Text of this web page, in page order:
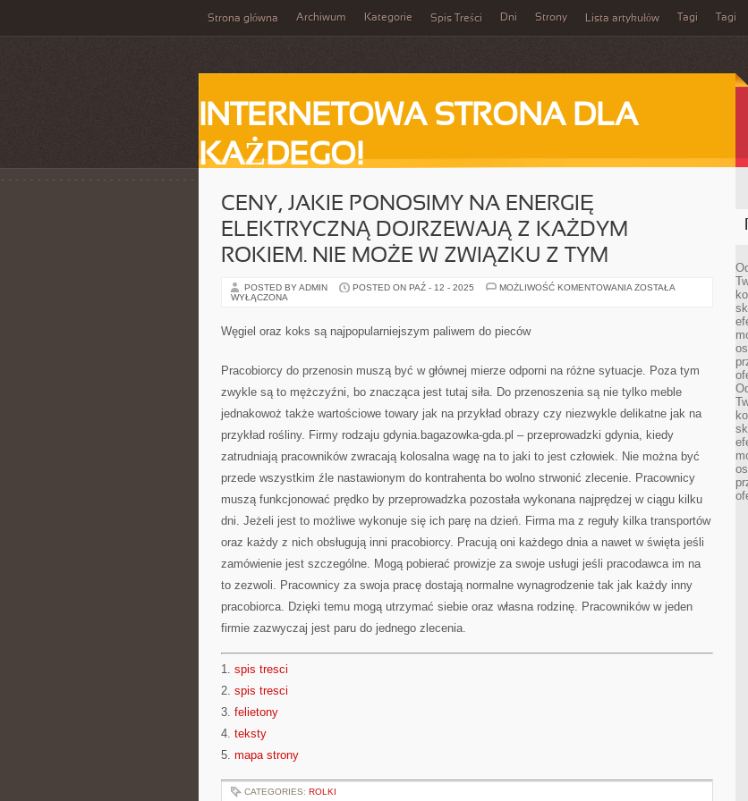
Strona główna Archiwum Kategorie Spis Treści Dni Strony Lista artykułów Tagi Tagi
INTERNETOWA STRONA DLA
KAŻDEGO!
CENY, JAKIE PONOSIMY NA ENERGIĘ
ELEKTRYCZNĄ DOJRZEWAJĄ Z KAŻDYM
ROKIEM. NIE MOŻE W ZWIĄZKU Z TYM
POSTED BY ADMIN POSTED ON PAŹ - 12 - 2025 MOŻLIWOŚĆ KOMENTOWANIA CENY,
KAŻDYM
ROKIEM.
MOŻE
ZWIĄZKU
TYM
ZOSTAŁA
WYŁĄCZONA
Węgiel oraz koks są najpopularniejszym paliwem do pieców
Pracobiorcy do przenosin muszą być w głównej mierze odporni na różne sytuacje. Poza tym
zwykle są to mężczyźni, bo znacząca jest tutaj siła. Do przenoszenia są nie tylko meble
jednakowoż także wartościowe towary jak na przykład obrazy czy niezwykle delikatne jak na
przykład rośliny. Firmy rodzaju gdynia.bagazowka-gda.pl – przeprowadzki gdynia, kiedy
zatrudniają pracowników zwracają kolosalna wagę na to jaki to jest człowiek. Nie można być
przede wszystkim źle nastawionym do kontrahenta bo wolno strwonić zlecenie. Pracownicy
muszą funkcjonować prędko by przeprowadzka pozostała wykonana najprędzej w ciągu kilku
dni. Jeżeli jest to możliwe wykonuje się ich parę na dzień. Firma ma z reguły kilka transportów
oraz każdy z nich obsługują inni pracobiorcy. Pracują oni każdego dnia a nawet w święta jeśli
zamówienie jest szczególne. Mogą pobierać prowizje za swoje usługi jeśli pracodawca im na
to zezwoli. Pracownicy za swoja pracę dostają normalne wynagrodzenie tak jak każdy inny
pracobiorca. Dzięki temu mogą utrzymać siebie oraz własna rodzinę. Pracowników w jeden
firmie zazwyczaj jest paru do jednego zlecenia.
1. spis tresci
2. spis tresci
3. felietony
4. teksty
5. mapa strony
CATEGORIES: ROLKI